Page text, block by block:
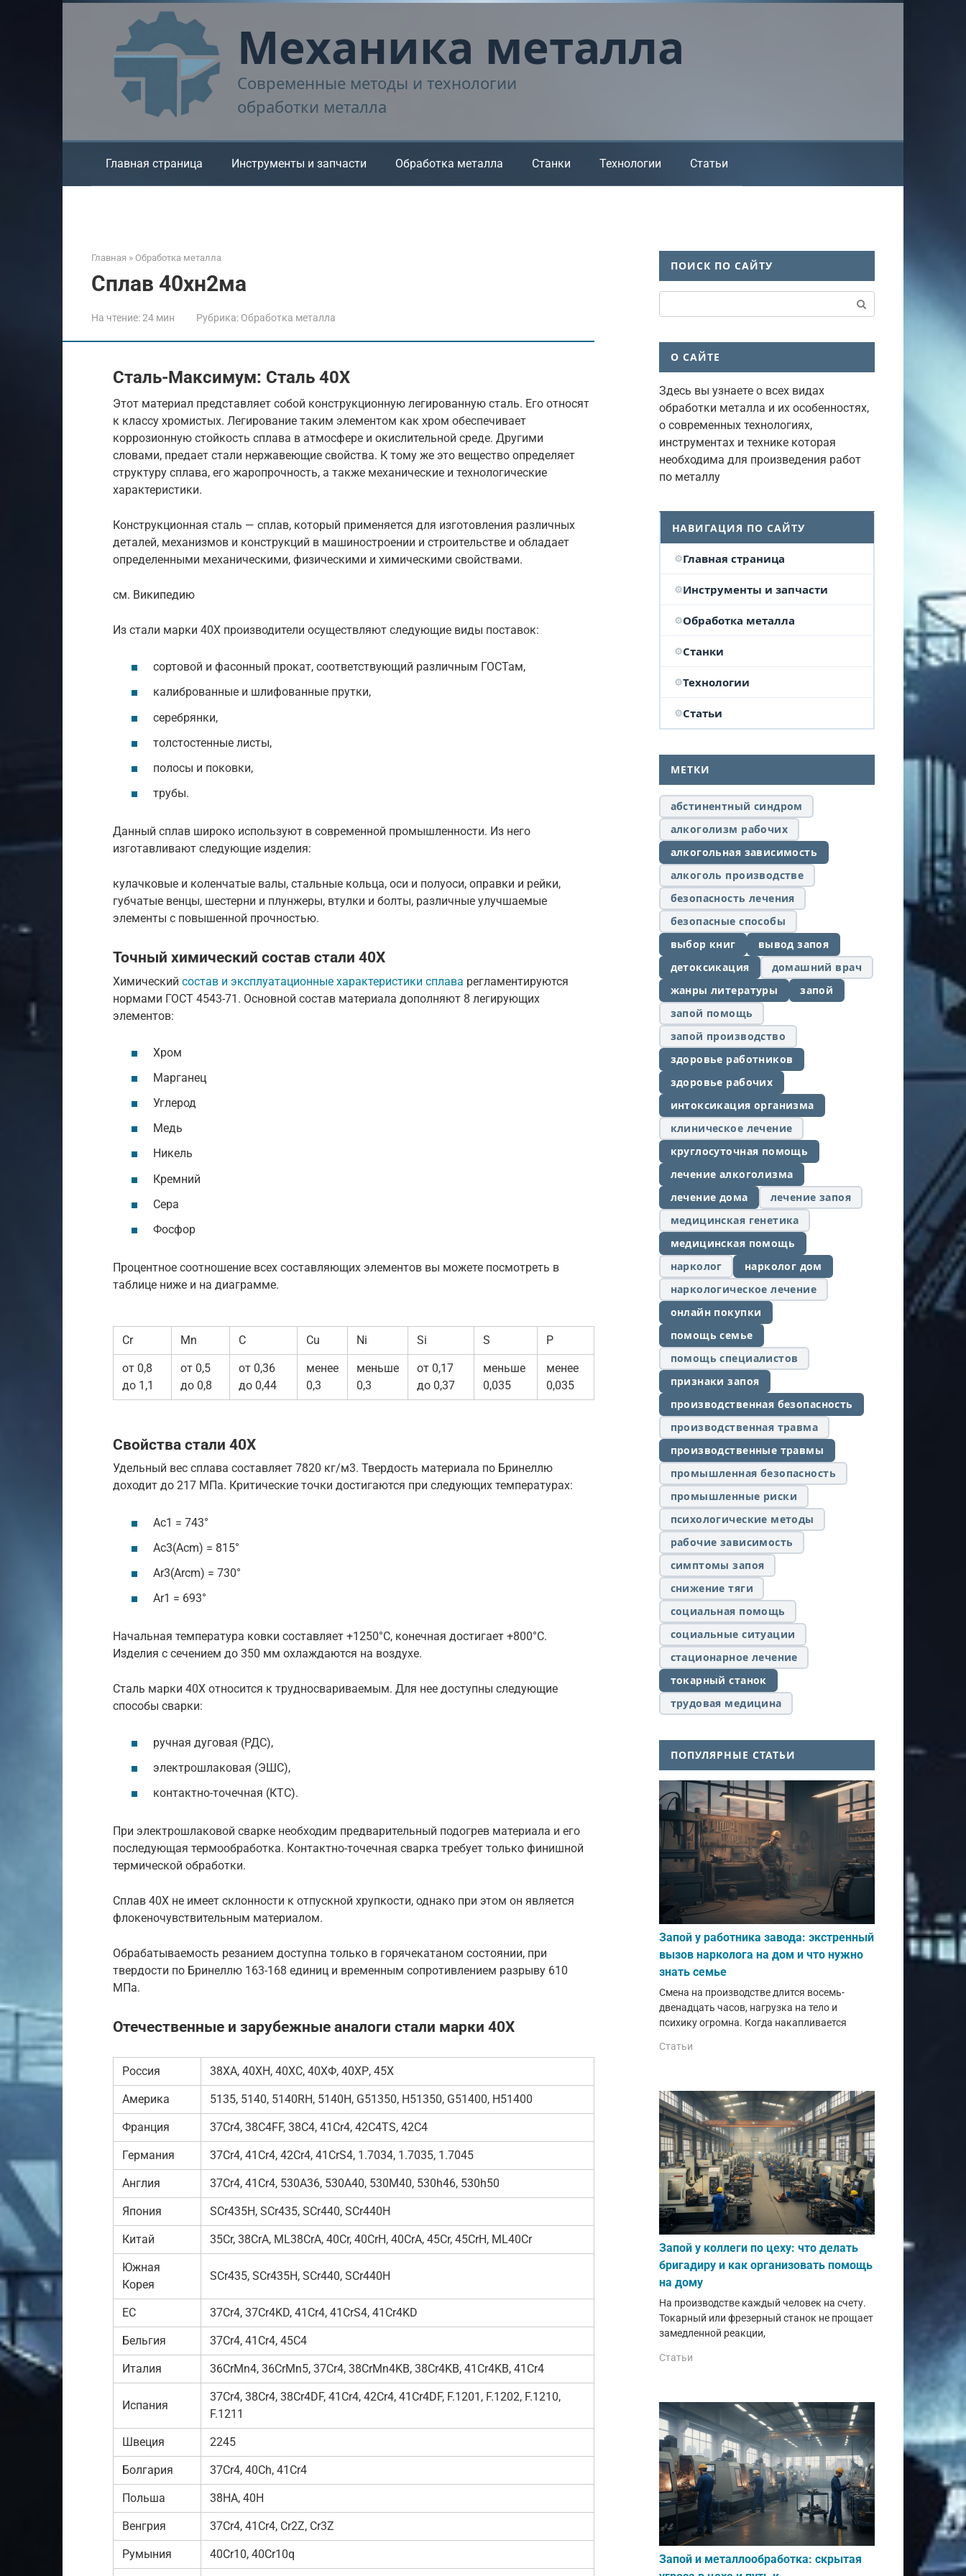
Механика металла
Современные методы и технологии
обработки металла
Главная страница Инструменты и запчасти Обработка металла Станки Технологии Статьи
Главная » Обработка металла
Сплав 40хн2ма
На чтение:24 мин Рубрика: Обработка металла
Сталь-Максимум: Сталь 40Х
Этот материал представляет собой конструкционную легированную сталь. Его относят
к классу хромистых. Легирование таким элементом как хром обеспечивает
коррозионную стойкость сплава в атмосфере и окислительной среде. Другими
словами, предает стали нержавеющие свойства. К тому же это вещество определяет
структуру сплава, его жаропрочность, а также механические и технологические
характеристики.
Конструкционная сталь — сплав, который применяется для изготовления различных
деталей, механизмов и конструкций в машиностроении и строительстве и обладает
определенными механическими, физическими и химическими свойствами.
см. Википедию
Из стали марки 40Х производители осуществляют следующие виды поставок:
сортовой и фасонный прокат, соответствующий различным ГОСТам,
калиброванные и шлифованные прутки,
серебрянки,
толстостенные листы,
полосы и поковки,
трубы.
Данный сплав широко используют в современной промышленности. Из него
изготавливают следующие изделия:
кулачковые и коленчатые валы, стальные кольца, оси и полуоси, оправки и рейки,
губчатые венцы, шестерни и плунжеры, втулки и болты, различные улучшаемые
элементы с повышенной прочностью.
Точный химический состав стали 40Х
Химический состав и эксплуатационные характеристики сплава регламентируются
нормами ГОСТ 4543-71. Основной состав материала дополняют 8 легирующих
элементов:
Хром
Марганец
Углерод
Медь
Никель
Кремний
Сера
Фосфор
Процентное соотношение всех составляющих элементов вы можете посмотреть в
таблице ниже и на диаграмме.
Cr Mn C Cu Ni Si S P
от 0,8
до 1,1
от 0,5
до 0,8
от 0,36
до 0,44
менее
0,3
меньше
0,3
от 0,17
до 0,37
меньше
0,035
менее
0,035
Свойства стали 40Х
Удельный вес сплава составляет 7820 кг/м3. Твердость материала по Бринеллю
доходит до 217 МПа. Критические точки достигаются при следующих температурах:
Ac1 = 743°
Ac3(Acm) = 815°
Ar3(Arcm) = 730°
Ar1 = 693°
Начальная температура ковки составляет +1250°С, конечная достигает +800°С.
Изделия с сечением до 350 мм охлаждаются на воздухе.
Сталь марки 40Х относится к трудносвариваемым. Для нее доступны следующие
способы сварки:
ручная дуговая (РДС),
электрошлаковая (ЭШС),
контактно-точечная (КТС).
При электрошлаковой сварке необходим предварительный подогрев материала и его
последующая термообработка. Контактно-точечная сварка требует только финишной
термической обработки.
Сплав 40Х не имеет склонности к отпускной хрупкости, однако при этом он является
флокеночувствительным материалом.
Обрабатываемость резанием доступна только в горячекатаном состоянии, при
твердости по Бринеллю 163-168 единиц и временным сопротивлением разрыву 610
МПа.
Отечественные и зарубежные аналоги стали марки 40Х
Россия 38ХА, 40ХН, 40ХС, 40ХФ, 40ХР, 45Х
Америка 5135, 5140, 5140RH, 5140H, G51350, H51350, G51400, H51400
Франция 37Cr4, 38C4FF, 38C4, 41Cr4, 42C4TS, 42C4
Германия 37Cr4, 41Cr4, 42Cr4, 41CrS4, 1.7034, 1.7035, 1.7045
Англия 37Cr4, 41Cr4, 530A36, 530A40, 530M40, 530h46, 530h50
Япония SCr435H, SCr435, SCr440, SCr440H
Китай 35Cr, 38CrA, ML38CrA, 40Cr, 40CrH, 40CrA, 45Cr, 45CrH, ML40Cr
Южная
Корея
SCr435, SCr435H, SCr440, SCr440H
ЕС 37Cr4, 37Cr4KD, 41Cr4, 41CrS4, 41Cr4KD
Бельгия 37Cr4, 41Cr4, 45C4
Италия 36CrMn4, 36CrMn5, 37Cr4, 38CrMn4KB, 38Cr4KB, 41Cr4KB, 41Cr4
Испания
37Cr4, 38Cr4, 38Cr4DF, 41Cr4, 42Cr4, 41Cr4DF, F.1201, F.1202, F.1210,
F.1211
Швеция 2245
Болгария 37Cr4, 40Ch, 41Cr4
Польша 38HA, 40H
Венгрия 37Cr4, 41Cr4, Cr2Z, Cr3Z
Румыния 40Cr10, 40Cr10q
ПОИСК ПО САЙТУ
О САЙТЕ
Здесь вы узнаете о всех видах
обработки металла и их особенностях,
о современных технологиях,
инструментах и технике которая
необходима для произведения работ
по металлу
НАВИГАЦИЯ ПО САЙТУ
Главная страница
Инструменты и запчасти
Обработка металла
Станки
Технологии
Статьи
МЕТКИ
абстинентный синдром
алкоголизм рабочих
алкогольная зависимость
алкоголь производстве
безопасность лечения
безопасные способы
выбор книг
вывод запоя
детоксикация
домашний врач
жанры литературы
запой
запой помощь
запой производство
здоровье работников
здоровье рабочих
интоксикация организма
клиническое лечение
круглосуточная помощь
лечение алкоголизма
лечение дома
лечение запоя
медицинская генетика
медицинская помощь
нарколог
нарколог дом
наркологическое лечение
онлайн покупки
помощь семье
помощь специалистов
признаки запоя
производственная безопасность
производственная травма
производственные травмы
промышленная безопасность
промышленные риски
психологические методы
рабочие зависимость
симптомы запоя
снижение тяги
социальная помощь
социальные ситуации
стационарное лечение
токарный станок
трудовая медицина
ПОПУЛЯРНЫЕ СТАТЬИ
Запой у работника завода: экстренный
вызов нарколога на дом и что нужно
знать семье
Смена на производстве длится восемь-
двенадцать часов, нагрузка на тело и
психику огромна. Когда накапливается
Статьи
Запой у коллеги по цеху: что делать
бригадиру и как организовать помощь
на дому
На производстве каждый человек на счету.
Токарный или фрезерный станок не прощает
замедленной реакции,
Статьи
Запой и металлообработка: скрытая